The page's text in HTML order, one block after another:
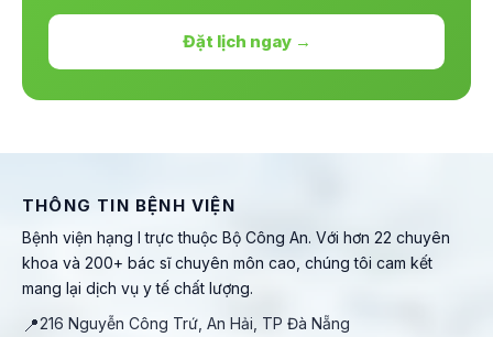
Đặt lịch ngay →
THÔNG TIN BỆNH VIỆN
Bệnh viện hạng I trực thuộc Bộ Công An. Với hơn 22 chuyên
khoa và 200+ bác sĩ chuyên môn cao, chúng tôi cam kết
mang lại dịch vụ y tế chất lượng.
📍216 Nguyễn Công Trứ, An Hải, TP Đà Nẵng